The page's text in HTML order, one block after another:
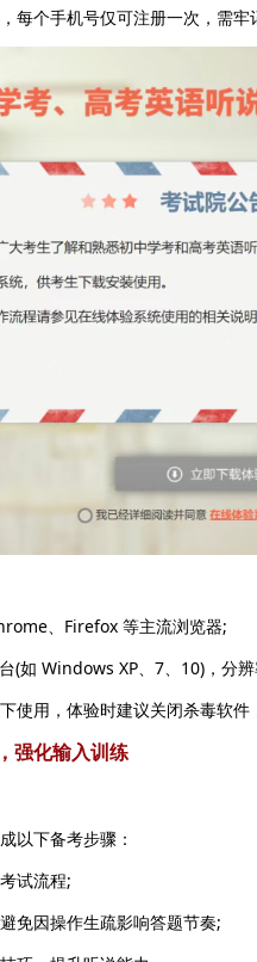
个手机号仅可注册一次，需牢
、Firefox 等主流浏览器;
Windows XP、7、10)，分
用，体验时建议关闭杀毒软件
强化输入训练
下备考步骤：
试流程;
因操作生疏影响答题节奏;